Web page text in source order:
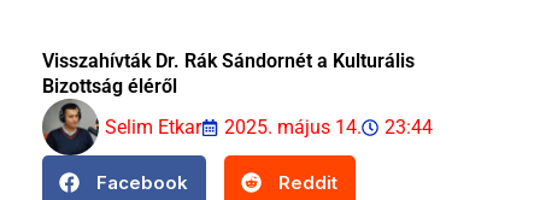
Visszahívták Dr. Rák Sándornét a Kulturális
Bizottság éléről
Selim Etkar
2025. május 14. 23:44
Facebook Reddit